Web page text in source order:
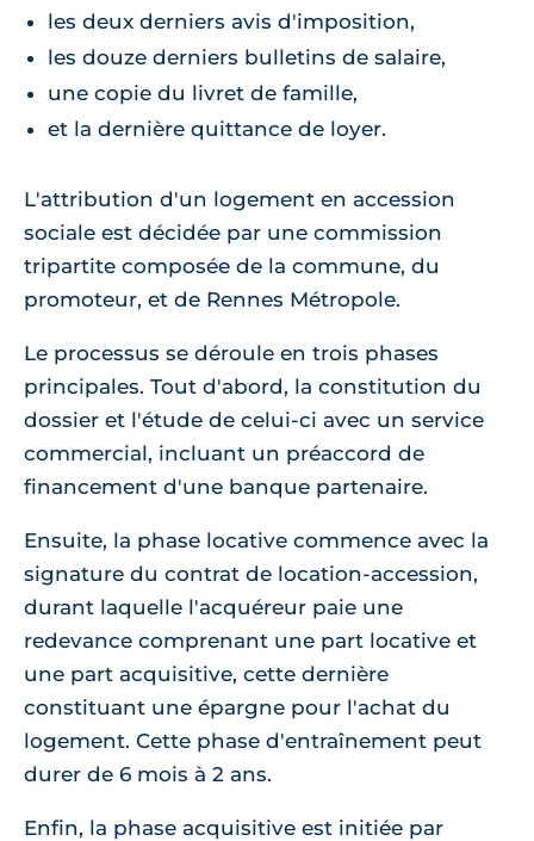
les deux derniers avis d'imposition,
les douze derniers bulletins de salaire,
une copie du livret de famille,
et la dernière quittance de loyer.
L'attribution d'un logement en accession
sociale est décidée par une commission
tripartite composée de la commune, du
promoteur, et de Rennes Métropole.
Le processus se déroule en trois phases
principales. Tout d'abord, la constitution du
dossier et l'étude de celui-ci avec un service
commercial, incluant un préaccord de
financement d'une banque partenaire.
Ensuite, la phase locative commence avec la
signature du contrat de location-accession,
durant laquelle l'acquéreur paie une
redevance comprenant une part locative et
une part acquisitive, cette dernière
constituant une épargne pour l'achat du
logement. Cette phase d'entraînement peut
durer de 6 mois à 2 ans.
Enfin, la phase acquisitive est initiée par